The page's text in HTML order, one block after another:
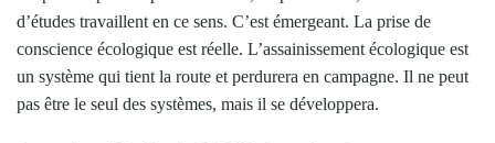
d’études travaillent en ce sens. C’est émergeant. La prise de
conscience écologique est réelle. L’assainissement écologique est
un système qui tient la route et perdurera en campagne. Il ne peut
pas être le seul des systèmes, mais il se développera.